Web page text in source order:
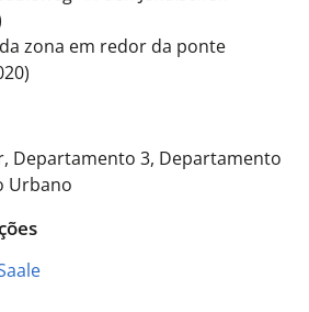
zona em redor da ponte
Departamento 3, Departamento
Urbano